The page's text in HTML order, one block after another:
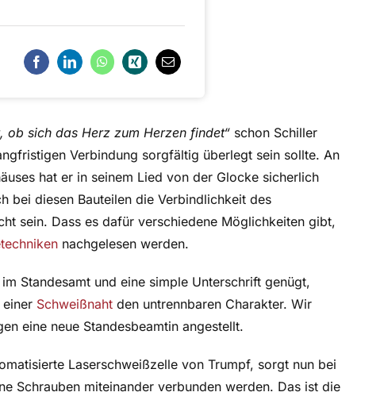
sich das Herz zum Herzen findet“schon Schiller
Verbindung sorgfältig überlegt sein sollte. An
hat er in seinem Lied von der Glocke sicherlich
bei diesen Bauteilen die Verbindlichkeit des
sein. Dass es dafür verschiedene Möglichkeiten gibt,
nachgelesen werden.
Standesamt und eine simple Unterschrift genügt,
Schweißnahtden untrennbaren Charakter. Wir
eine neue Standesbeamtin angestellt.
Laserschweißzelle von Trumpf, sorgt nun bei
Schrauben miteinander verbunden werden. Das ist die